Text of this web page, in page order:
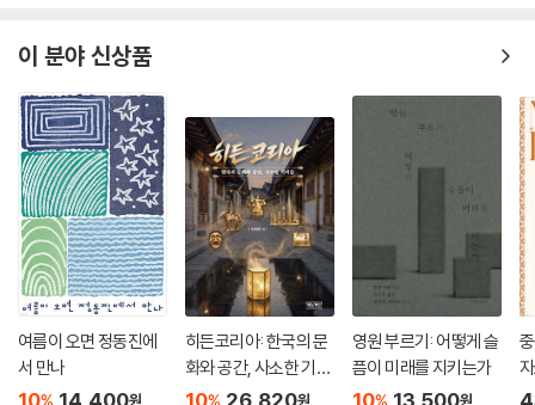
이 분야 신상품
여름이 오면 정동진에
서 만나
10 14,400원
히든코리아: 한국의 문
화와 공간, 사소한 기적
들
10 26,820원
영원 부르기: 어떻게 슬
픔이 미래를 지키는가
10 13,500원